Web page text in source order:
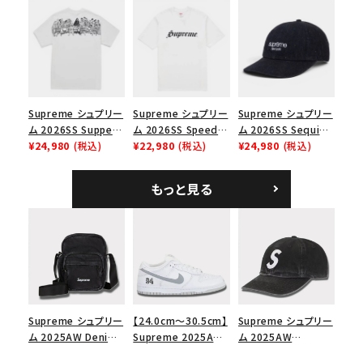
Cap ウォッシュド チ
ノツイル キャンプキャ
ップ ブラック
Supreme シュプリー
ム 2026SS Supper
Tee サパーTシャツ
¥24,980 (税込)
Supreme シュプリー
ム 2026SS Speed
Tee スピードTシャツ
¥22,980 (税込)
Supreme シュプリー
ム 2026SS Sequin
Denim Classic
シックロゴ 6パネルキ
ャップ ブラック
¥24,980 (税込)
もっと見る
Supreme シュプリー
ム 2025AW Denim
【24.0cm～30.5cm】
Supreme 2025AW
Supreme シュプリー
ム 2025AW